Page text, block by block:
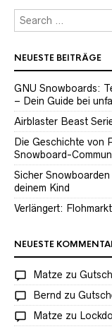
NEUESTE BEITRÄGE
GNU Snowboards:
– Dein Guide bei
Airblaster Beast
Die Geschichte von
Snowboard-
Sicher
deinem Kind
Verlängert:
NEUESTE
Matze zu
Bernd zu
Matze zu